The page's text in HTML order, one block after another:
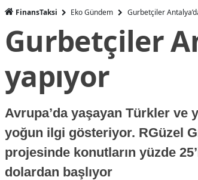
bulundu
FinansTaksi Eko Gündem Gurbetçiler
Gurbetçiler
yapıyor
Avrupa’da yaşayan Türkler ve
yoğun ilgi gösteriyor. RGüzel
projesinde konutların yüzde
dolardan başlıyor